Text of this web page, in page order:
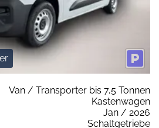
Van / Transporter bis 7,5 Tonnen
Kastenwagen
Jan / 2026
Schaltgetriebe